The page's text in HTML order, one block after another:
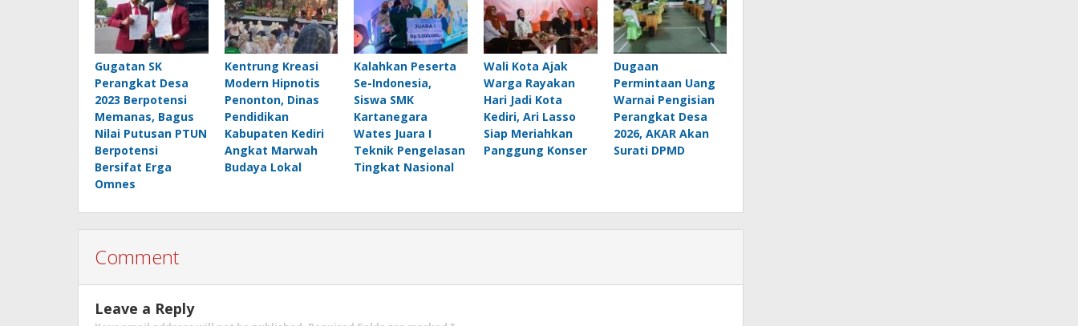
Gugatan SK
Perangkat Desa
2023 Berpotensi
Memanas, Bagus
Nilai Putusan PTUN
Berpotensi
Bersifat Erga
Omnes
Kentrung Kreasi
Modern Hipnotis
Penonton, Dinas
Pendidikan
Kabupaten Kediri
Angkat Marwah
Budaya Lokal
Kalahkan Peserta
Se-Indonesia,
Siswa SMK
Kartanegara
Wates Juara I
Teknik Pengelasan
Tingkat Nasional
Wali Kota Ajak
Warga Rayakan
Hari Jadi Kota
Kediri, Ari Lasso
Siap Meriahkan
Panggung Konser
Dugaan
Permintaan Uang
Warnai Pengisian
Perangkat Desa
2026, AKAR Akan
Surati DPMD
Comment
Leave a Reply